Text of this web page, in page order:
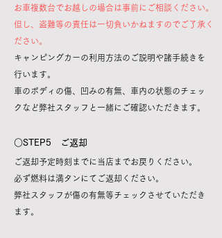
お車複数台でお越しの場合は事前にご相談ください。
但し、盗難等の責任は一切負いかねますのでご了承く
ださい。
キャンピングカーの利用方法のご説明や諸手続きを
行います。
車のボディの傷、凹みの有無、車内の状態のチェッ
クなど弊社スタッフと一緒にご確認いただきます。
○STEP5 ご返却
ご返却予定時刻までに当店までお戻りください。
必ず燃料は満タンにてご返却ください。
​弊社スタッフが傷の有無等チェックさせていただき
ます。